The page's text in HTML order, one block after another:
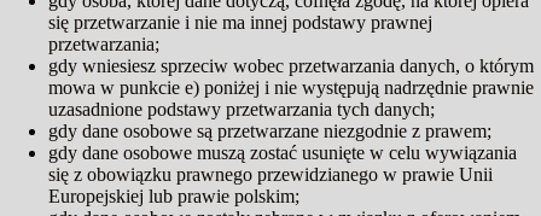
się przetwarzanie i nie ma innej podstawy prawnej
przetwarzania;
gdy wniesiesz sprzeciw wobec przetwarzania danych, o którym
mowa w punkcie e) poniżej i nie występują nadrzędnie prawnie
uzasadnione podstawy przetwarzania tych danych;
gdy dane osobowe są przetwarzane niezgodnie z prawem;
gdy dane osobowe muszą zostać usunięte w celu wywiązania
się z obowiązku prawnego przewidzianego w prawie Unii
Europejskiej lub prawie polskim;